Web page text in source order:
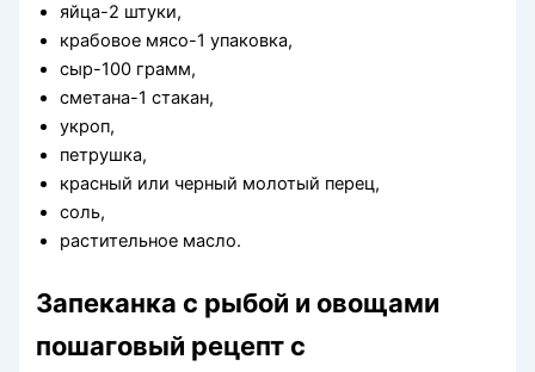
яйца-2 штуки,
крабовое мясо-1 упаковка,
сыр-100 грамм,
сметана-1 стакан,
укроп,
петрушка,
красный или черный молотый перец,
соль,
растительное масло.
Запеканка с рыбой и овощами
пошаговый рецепт с